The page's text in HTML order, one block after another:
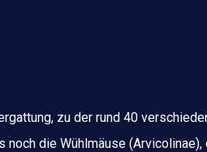
zu der rund 40
noch die Wühlmäuse (Arvicolinae),